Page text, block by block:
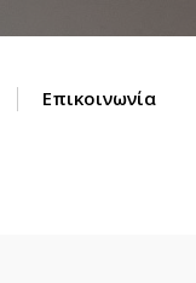
Επικοινωνία